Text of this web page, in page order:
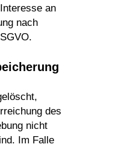
an
nach
des
nicht
Im Falle